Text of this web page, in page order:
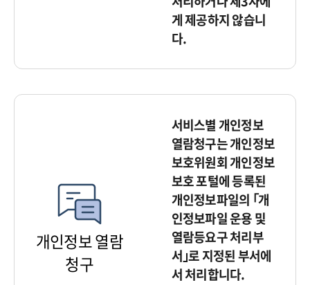
게 제공하지 않습니
다.
개인정보 열람
청구
서비스별 개인정보
열람청구는 개인정보
보호위원회 개인정보
보호 포털에 등록된
개인정보파일의 ｢개
인정보파일 운용 및
열람등요구 처리부
서｣로 지정된 부서에
서 처리합니다.